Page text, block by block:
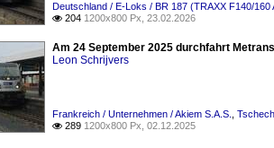
Deutschland / E-Loks / BR 187 (TRAXX F140/160
 204 1200x800 Px, 23.02.2026
Am 24 September 2025 durchfahrt
Leon Schrijvers
Frankreich / Unternehmen / Akiem S.A.S.
 289 1200x800 Px, 02.12.2025